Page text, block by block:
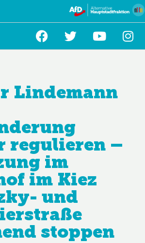
Lindemann
regulieren –
im
im Kiez
und
stoppen